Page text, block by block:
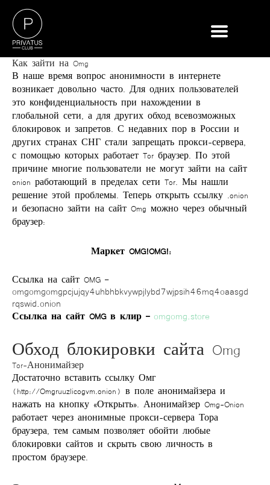
Как зайти на Omg
В наше время вопрос анонимности в интернете
возникает довольно часто. Для одних пользователей
это конфиденциальность при нахождении в
глобальной сети, а для других обход всевозможных
блокировок и запретов. С недавних пор в России и
других странах СНГ стали запрещать прокси-сервера,
с помощью которых работает Tor браузер. По этой
причине многие пользователи не могут зайти на сайт
onion работающий в пределах сети Tor. Мы нашли
решение этой проблемы. Теперь открыть ссылку .onion
и безопасно зайти на сайт Omg можно через обычный
браузер:
Маркет OMG!OMG!:
Ссылка на сайт OMG –
omgomgomgpcjujqy4uhbhbkvywpjlybd7wjpsih46mq4oaasgd
rqswid.onion
Ссылка на сайт OMG в клир – omgomg.store
Обход блокировки сайта Omg
Tor-Анонимайзер
Достаточно вставить ссылку Омг
(http://Omgruuzlicogvm.onion) в поле анонимайзера и
нажать на кнопку «Открыть». Анонимайзер Omg-Onion
работает через анонимные прокси-сервера Тора
браузера, тем самым позволяет обойти любые
блокировки сайтов и скрыть свою личность в
простом браузере.